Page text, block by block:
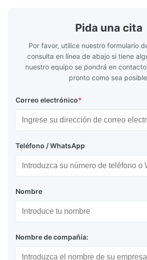
distribution in production processes.
Plate Features Complex, Burr
Pida una cita
Por favor, utilice nuestro formulario
consulta en línea de abajo si tiene
nuestro equipo se pondrá en
pronto como sea
Correo electrónico*
Teléfono / WhatsApp
Nombre
Nombre de compañía: